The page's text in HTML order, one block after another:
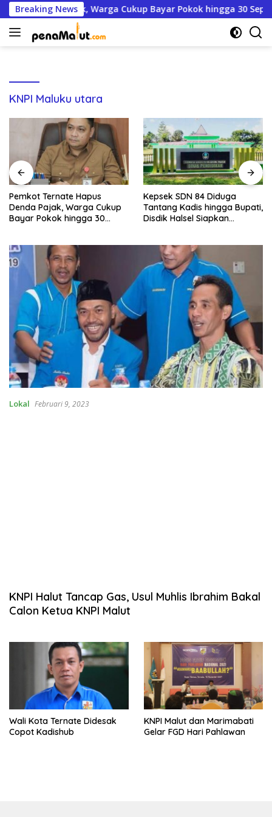
Langsung
ke
konten
Breaking News
Denda Pajak, Warga Cukup Bayar Pokok hingga 30
KNPI Maluku utara
Ternate Hapus
Pajak, Warga Cukup
Pokok hingga 30
Kepsek SDN 84 Diduga
Tantang Kadis hingga Bupati,
Disdik Halsel Siapkan
Lokal Februari 9, 2023
KNPI Halut Tancap Gas, Usul Muhlis Ibrahim Bakal
Calon Ketua KNPI Malut
Wali Kota Ternate Didesak
Copot Kadishub
KNPI Malut dan Marimabati
Gelar FGD Hari Pahlawan